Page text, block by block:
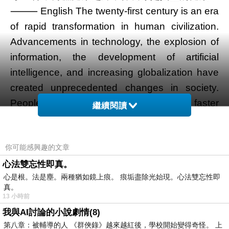
⸻ English The twenty-first century is an era
of rapid transformation in human civilization.
Advancements in technology, the explosion of
information, the development of artificial
intelligence, and increasing globalization have
created unprecedented changes in society.
People enjoy greater convenience, faster
communication, and broader opportunities for
material progress, humanity also faces new
challenges. Anxiety disorders, depression,
emotional instability, social isolation, and loss of
life purpose are becoming global concerns.
Although nations continue to invest heavily in
medical science and healthcare technologies,
繼續閱讀
你可能感興趣的文章
心法雙忘性即真。
心是根。法是塵。兩種猶如鏡上痕。 痕垢盡除光始現。心法雙忘性即
真。
13 小時前
我與AI討論的小說劇情(8)
第八章：被輔導的人 《群俠錄》越來越紅後，學校開始變得奇怪。 上